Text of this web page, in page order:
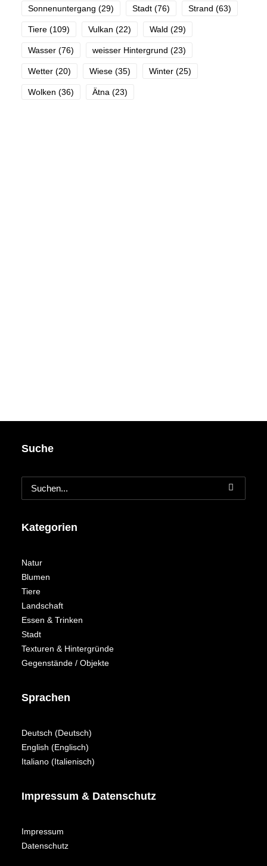
Sonnenuntergang (29) Stadt (76) Strand (63)
Tiere (109) Vulkan (22) Wald (29)
Wasser (76) weisser Hintergrund (23)
Wetter (20) Wiese (35) Winter (25)
Wolken (36) Ätna (23)
Suche
Kategorien
Natur
Blumen
Tiere
Landschaft
Essen & Trinken
Stadt
Texturen & Hintergründe
Gegenstände / Objekte
Sprachen
Deutsch (Deutsch)
English (Englisch)
Italiano (Italienisch)
Impressum & Datenschutz
Impressum
Datenschutz